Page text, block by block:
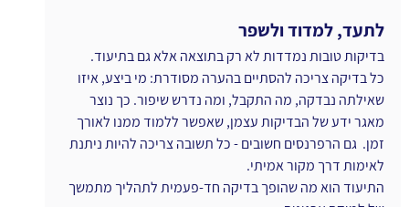
לתעד, למדוד ולשפר
בדיקות טובות נמדדות לא רק בתוצאה אלא גם בתיעוד.
כל בדיקה צריכה להסתיים בהערה מסודרת: מי ביצע, איזו
שאילתה נבדקה, מה התקבל, ומה נדרש שיפור. כך נוצר
מאגר ידע של הבדיקות עצמן, שאפשר ללמוד ממנו לאורך
זמן.  גם הרפרנסים חשובים - כל תשובה צריכה להיות ניתנת
לאימות דרך מקור אמיתי.
התיעוד הוא מה שהופך בדיקה חד-פעמית לתהליך מתמשך